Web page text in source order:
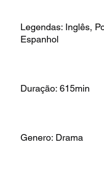
Legendas: Inglês,
Espanhol
Duração: 615min
Genero: Drama